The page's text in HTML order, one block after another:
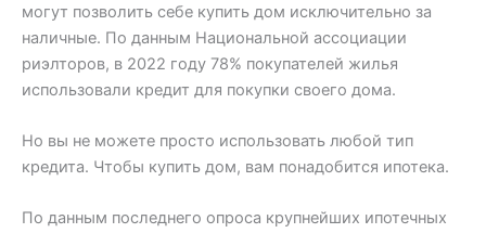
могут позволить себе купить дом исключительно за
наличные. По данным Национальной ассоциации
риэлторов, в 2022 году 78% покупателей жилья
использовали кредит для покупки своего дома.
Но вы не можете просто использовать любой тип
кредита. Чтобы купить дом, вам понадобится ипотека.
По данным последнего опроса крупнейших ипотечных